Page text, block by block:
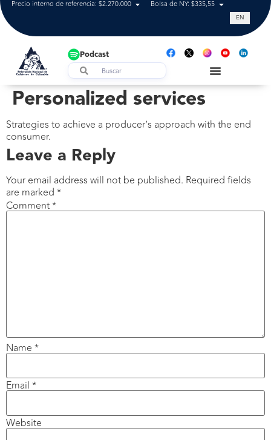
Precio interno de referencia: $2.270.000 Bolsa de NY: $335,55 Tasa de
EN
Podcast
Personalized services
Strategies to achieve a producer’s approach with the end
consumer.
Leave a Reply
Your email address will not be published. Required fields
are marked *
Comment*
Name *
Email *
Website